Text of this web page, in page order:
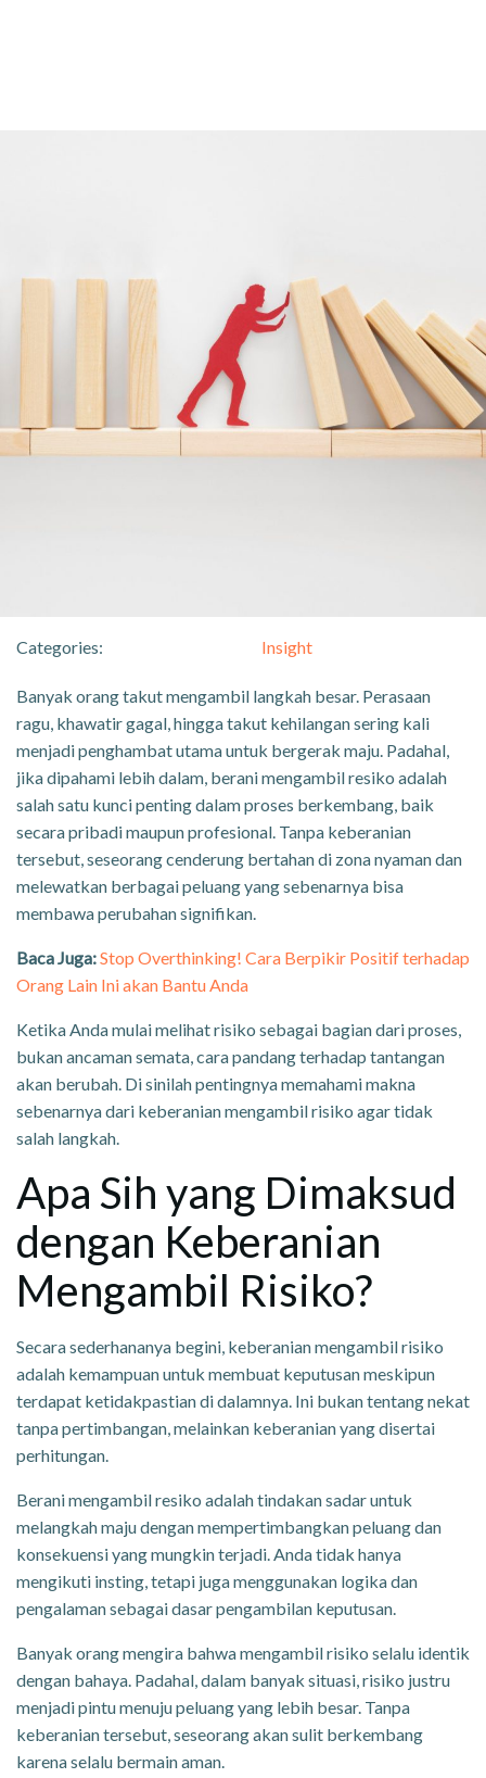
Categories: Insight
Banyak orang takut mengambil langkah besar. Perasaan
ragu, khawatir gagal, hingga takut kehilangan sering kali
menjadi penghambat utama untuk bergerak maju. Padahal,
jika dipahami lebih dalam, berani mengambil resiko adalah
salah satu kunci penting dalam proses berkembang, baik
secara pribadi maupun profesional. Tanpa keberanian
tersebut, seseorang cenderung bertahan di zona nyaman dan
melewatkan berbagai peluang yang sebenarnya bisa
membawa perubahan signifikan.
Baca Juga:Stop Overthinking! Cara Berpikir Positif terhadap
Orang Lain Ini akan Bantu Anda
Ketika Anda mulai melihat risiko sebagai bagian dari proses,
bukan ancaman semata, cara pandang terhadap tantangan
akan berubah. Di sinilah pentingnya memahami makna
sebenarnya dari keberanian mengambil risiko agar tidak
salah langkah.
Apa Sih yang Dimaksud
dengan Keberanian
Mengambil Risiko?
Secara sederhananya begini, keberanian mengambil risiko
adalah kemampuan untuk membuat keputusan meskipun
terdapat ketidakpastian di dalamnya. Ini bukan tentang nekat
tanpa pertimbangan, melainkan keberanian yang disertai
perhitungan.
Berani mengambil resiko adalah tindakan sadar untuk
melangkah maju dengan mempertimbangkan peluang dan
konsekuensi yang mungkin terjadi. Anda tidak hanya
mengikuti insting, tetapi juga menggunakan logika dan
pengalaman sebagai dasar pengambilan keputusan.
Banyak orang mengira bahwa mengambil risiko selalu identik
dengan bahaya. Padahal, dalam banyak situasi, risiko justru
menjadi pintu menuju peluang yang lebih besar. Tanpa
keberanian tersebut, seseorang akan sulit berkembang
karena selalu bermain aman.